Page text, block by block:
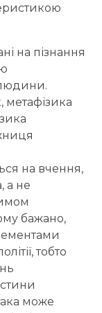
на пізнання
людини.
метафізика
на вчення,
а не
бажано,
тобто
може